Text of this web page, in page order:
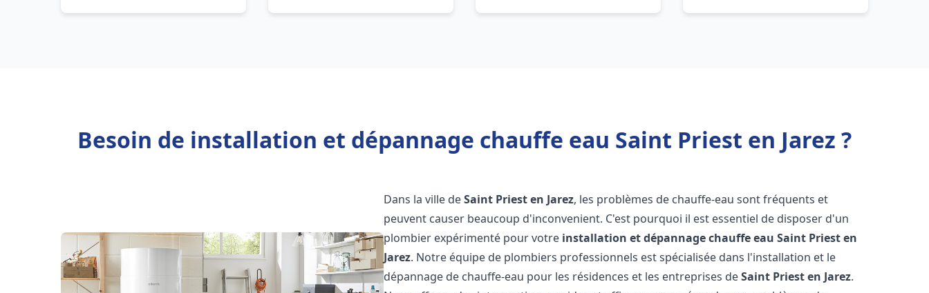
Besoin de installation et dépannage chauffe eau Saint Priest en Jarez ?
Dans la ville deSaint Priest en Jarez, les problèmes de chauffe-eau sont fréquents et
peuvent causer beaucoup d'inconvenient. C'est pourquoi il est essentiel de disposer d'un
plombier expérimenté pour votre installation et dépannage chauffe eau Saint Priest en
Jarez. Notre équipe de plombiers professionnels est spécialisée dans l'installation et le
dépannage de chauffe-eau pour les résidences et les entreprises deSaint Priest en Jarez.